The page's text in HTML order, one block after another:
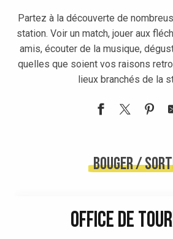
Partez à la découverte de
station. Voir un match, jouer aux
amis, écouter de la musique,
quelles que soient vos raisons
lieux branchés de la
Bouger /
OFFICE DE